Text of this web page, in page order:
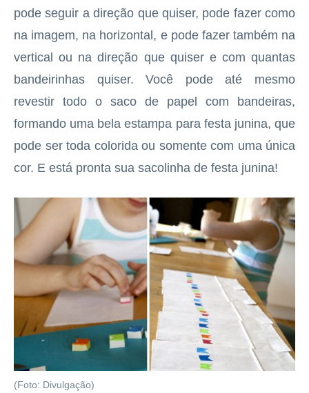
pode seguir a direção que quiser, pode fazer como
na imagem, na horizontal, e pode fazer também na
vertical ou na direção que quiser e com quantas
bandeirinhas quiser. Você pode até mesmo
revestir todo o saco de papel com bandeiras,
formando uma bela estampa para festa junina, que
pode ser toda colorida ou somente com uma única
cor. E está pronta sua sacolinha de festa junina!
(Foto: Divulgação)